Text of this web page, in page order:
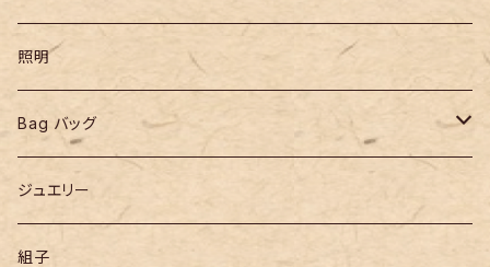
照明
Bag バッグ
リュックサック
ジュエリー
組子